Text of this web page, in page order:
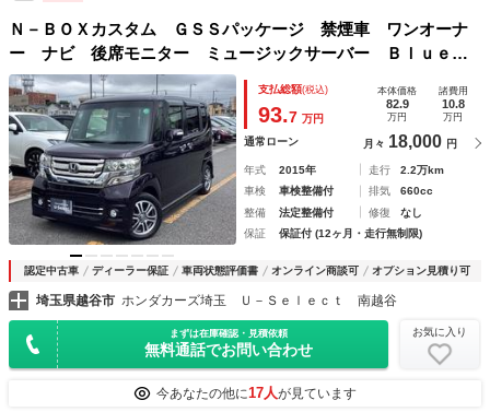
Ｎ－ＢＯＸカスタム ＧＳＳパッケージ 禁煙車 ワンオーナ
ー ナビ 後席モニター ミュージックサーバー Ｂｌｕｅｔ
ｏｏｔｈ フルセグ リアカメラ 両側電動ドア ドアバイザ
ー ディスチャージヘッドライト 純正１４インチアルミホイ
ール 記録簿付
支払総額(税込)
93.7 万円
本体価格
82.9
万円
諸費用
10.8
万円
通常ローン 月々 18,000 円
年式 2015年 走行
2.2万km
車検
車検整備付 排気
660cc
整備
法定整備付 修復
なし
保証
保証付 (12ヶ月・走行無制限)
認定中古車 ディーラー保証 車両状態評価書 オンライン商談可 オプション見積り可
埼玉県越谷市 ホンダカーズ埼玉 Ｕ－Ｓｅｌｅｃｔ 南越谷
まずは在庫確認・見積依頼
無料通話でお問い合わせ
お気に入り
今あなたの他に17人が見ています